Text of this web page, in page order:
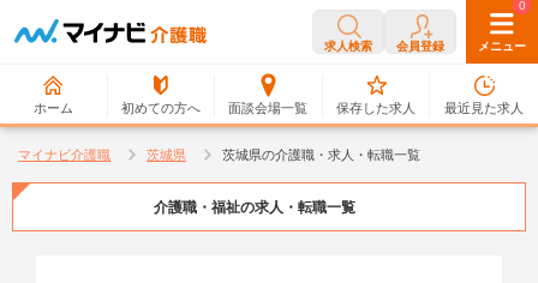
求人検索 会員登録 メニュー
ホーム 初めての方へ 面談会場一覧
0
保存した求人
0
最近見た求人
マイナビ介護職 茨城県 茨城県の介護職・求人・転職一覧
介護職・福祉の求人・転職一覧